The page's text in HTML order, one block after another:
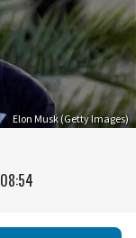
Elon Musk (Getty Images)
08:54